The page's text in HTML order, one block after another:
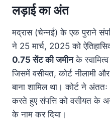
लड़ाई का अंत
मद्रास (चेन्नई) के एक पुराने
ने 25 मार्च, 2025 को
0.75 सेंट की जमीनके
जिसमें वसीयत, कोर्ट नीलामी
बाना शामिल था। कोर्ट ने
करते हुए संपत्ति को वसीयत के
के नाम कर दिया।